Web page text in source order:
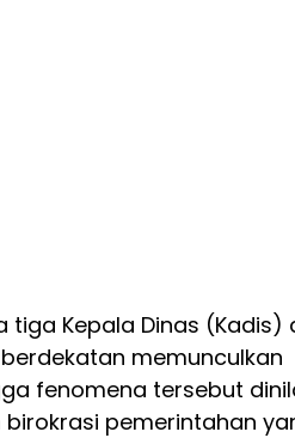
tiga Kepala Dinas (Kadis)
memunculkan
fenomena tersebut
pemerintahan